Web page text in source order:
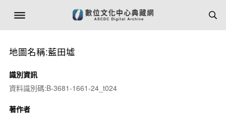
地圖名稱:藍田墟
識別資訊
資料識別碼:B-3681-1661-24_t024
著作者